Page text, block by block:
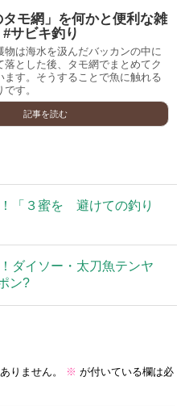
タモ網」を何かと便利な雑
サビキ釣り
物は海水を汲んだバッカンの中に
落とした後、タモ網でまとめてク
ます。そうすることで魚に触れる
す。
記事を読む
「３蜜を 避けての釣り
ダイソー・太刀魚テンヤ
ン?
りません。 ※ が付いている欄は必